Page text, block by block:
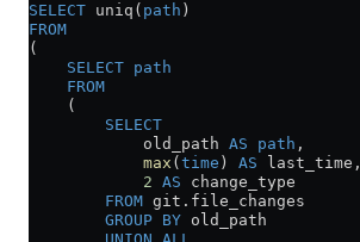
SELECT uniq( path )
FROM
(
    SELECT
path
    FROM
    (
        SELECT
            old_path
AS path ,
            max
( time ) AS last_time,
            2
AS change_type
        FROM
git . file_changes
        GROUP BY
old_path